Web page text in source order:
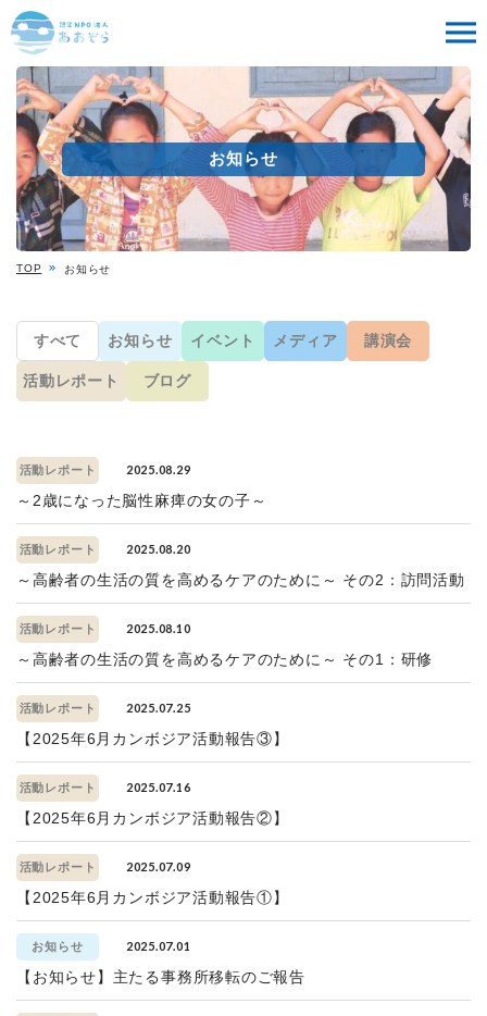
お知らせ
TOP お知らせ
すべて お知らせ イベント メディア 講演会
活動レポート ブログ
活動レポート 2025.08.29
～2歳になった脳性麻痺の女の子～
活動レポート 2025.08.20
～高齢者の生活の質を高めるケアのために～ その2：訪問活動
活動レポート 2025.08.10
～高齢者の生活の質を高めるケアのために～ その1：研修
活動レポート 2025.07.25
【2025年6月カンボジア活動報告③】
活動レポート 2025.07.16
【2025年6月カンボジア活動報告②】
活動レポート 2025.07.09
【2025年6月カンボジア活動報告①】
お知らせ 2025.07.01
【お知らせ】主たる事務所移転のご報告